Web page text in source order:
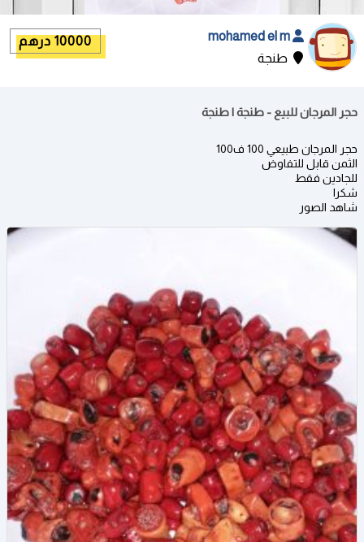
طنجة
10000 درهم
حجر المرجان للبيع - طنجة | طنجة
حجر المرجان طبيعي 100 ف100
الثمن قابل للتفاوض
للجادين فقط
شكرا
شاهد الصور